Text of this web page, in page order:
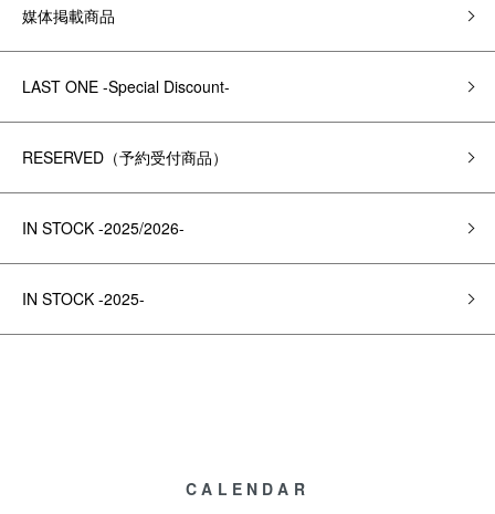
媒体掲載商品
LAST ONE -Special Discount-
RESERVED（予約受付商品）
IN STOCK -2025/2026-
IN STOCK -2025-
CALENDAR